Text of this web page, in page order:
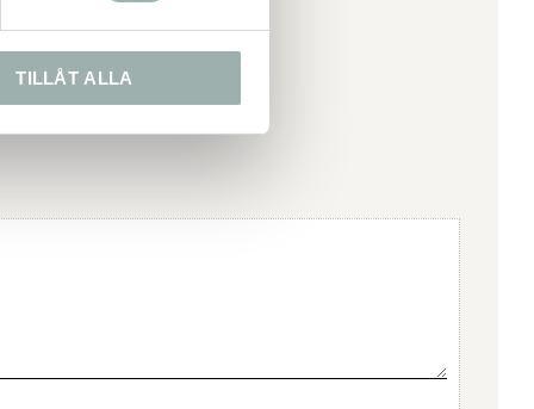
TILLÅT ALLA